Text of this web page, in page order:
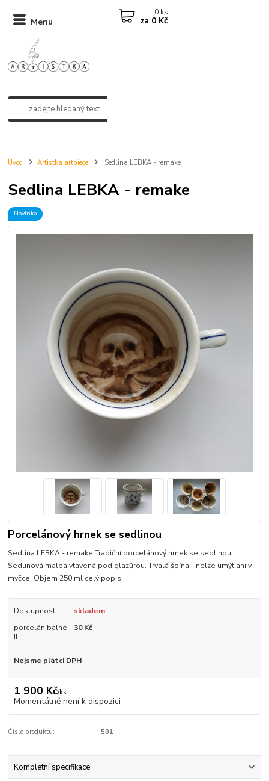
Menu
0 ks
za 0 Kč
Úvod Artistka artpiece Sedlina LEBKA - remake
Sedlina LEBKA - remake
Novinka
Porcelánový hrnek se sedlinou
Sedlina LEBKA - remake Tradiční porcelánový hrnek se sedlinou
Sedlinová malba vtavená pod glazůrou. Trvalá špína - nelze umýt ani v
myčce. Objem 250 ml celý popis
Dostupnost
skladem
porcelán balné
II
30 Kč
Nejsme plátci DPH
1 900 Kč/ks
Momentálně není k dispozici
Číslo produktu: 501
Kompletní specifikace